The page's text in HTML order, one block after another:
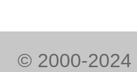
© 2000-2024